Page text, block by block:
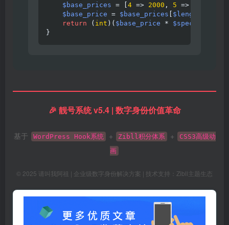
$base_prices = [4 => 2000 , 5 =>
$base_price = $base_prices [ $length
return ( int )( $base_price *
}
🎉 靓号系统 v5.4 | 数字身份价值革命
基于 WordPress Hook系统 + Zibll积分体系 +
CSS3高级动
画
© 2025 请叫我阿祖 | 企业级数字身份解决方案 | 技术支持：Zibll主题生态